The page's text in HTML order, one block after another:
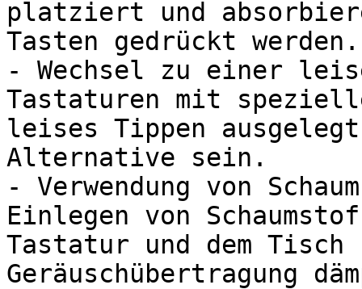
platziert und
Tasten gedrückt werden.
- Wechsel zu einer
Tastaturen mit
leises Tippen
Alternative sein.
- Verwendung von
Einlegen von
Tastatur und dem Tisch
Geräuschübertragung